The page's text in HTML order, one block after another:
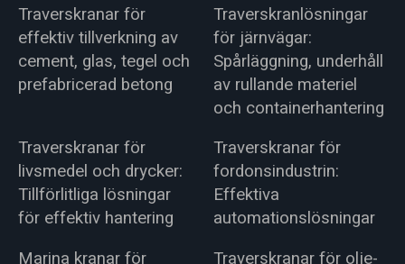
Traverskranar för
effektiv tillverkning av
cement, glas, tegel och
prefabricerad betong
Traverskranlösningar
för järnvägar:
Spårläggning, underhåll
av rullande materiel
och containerhantering
Traverskranar för
livsmedel och drycker:
Tillförlitliga lösningar
för effektiv hantering
Traverskranar för
fordonsindustrin:
Effektiva
automationslösningar
Marina kranar för
Traverskranar för olje-